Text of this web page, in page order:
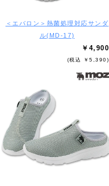
＜エバロン＞熱菌処理対応サンダ
ル(MD-17)
￥4,900
(税込 ￥5,390)